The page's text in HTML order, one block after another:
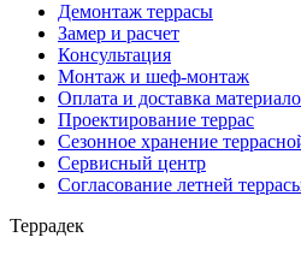
Демонтаж террасы
Замер и расчет
Консультация
Монтаж и шеф-монтаж
Оплата и доставка
Проектирование террас
Сезонное хранение
Сервисный центр
Согласование летней
Террадек